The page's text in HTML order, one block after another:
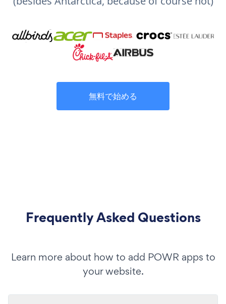
無料で始める
Frequently Asked Questions
Learn more about how to add POWR apps to
your website.